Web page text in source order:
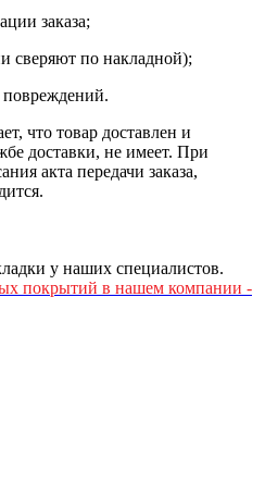
заказа;
сверяют по накладной);
повреждений.
что товар доставлен и
доставки, не имеет. При
акта передачи заказа,
у наших специалистов.
покрытий в нашем компании -